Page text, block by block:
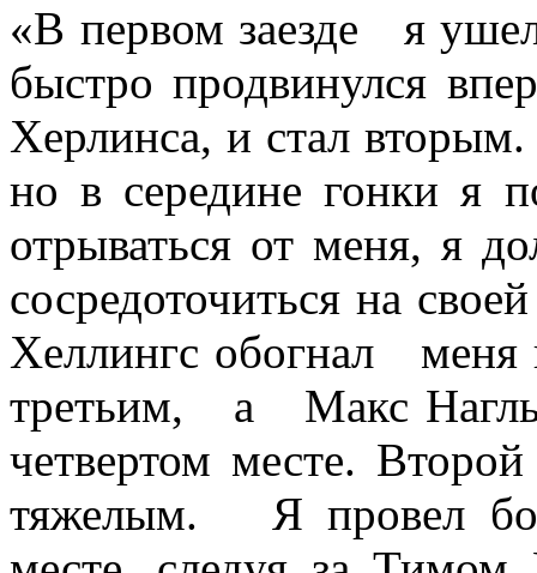
«В первом заезде я
быстро продвинулся
Херлинса, и стал
но в середине гонки я
отрываться от меня, я
сосредоточиться на
Хеллингс обогнал меня
третьим, а Макс Нагль
четвертом месте.
тяжелым. Я провел